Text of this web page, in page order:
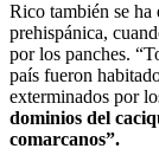
Rico también se ha
prehispánica,
por los panches.
país fueron
exterminados por
dominios del
comarcanos”.